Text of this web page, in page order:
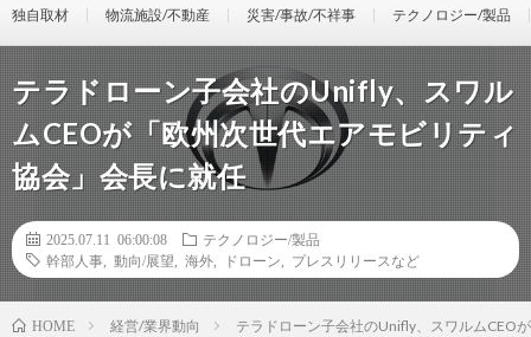
独自取材 物流施設/不動産 災害/事故/不祥事 テクノロジー/製品
テラドローン子会社のUnifly、スワル
ムCEOが「欧州次世代エアモビリティ
協会」会長に就任
2025.07.11 06:00:08
テクノロジー/製品
幹部人事
動向/展望 海外 ドローン プレスリリースなど
HOME 経営/業界動向 テラドローン子会社のUnifly、スワルムCEO